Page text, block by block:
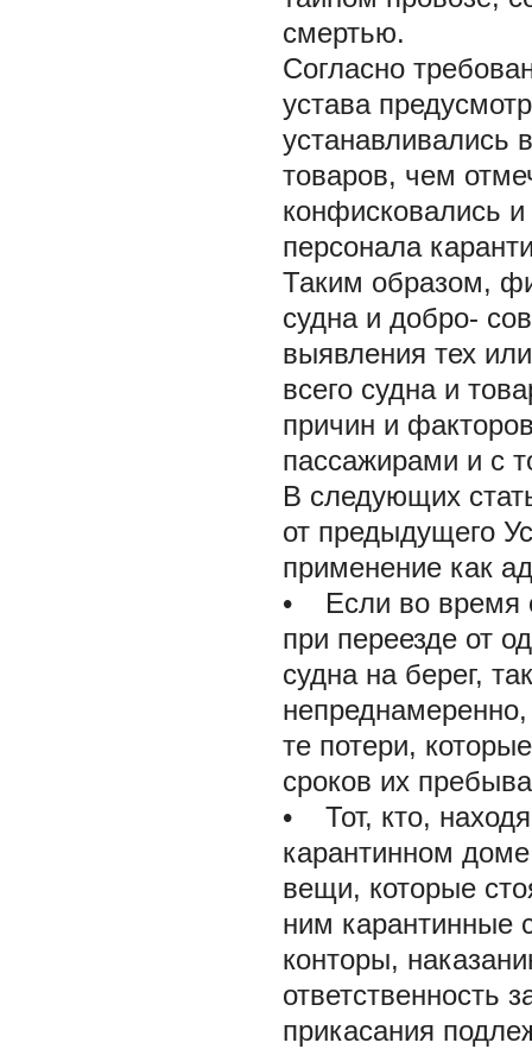
смертью.
Согласно
устава
устанавливались
товаров, чем
конфисковались и
персонала
Таким образом,
судна и добро-
выявления тех
всего судна и
причин и
пассажирами и с
В следующих
от предыдущего
применение как
• Если во время
при переезде от
судна на берег,
те потери,
сроков их
• Тот, кто,
карантинном
вещи, которые
ним карантинные
конторы,
ответственность
прикасания